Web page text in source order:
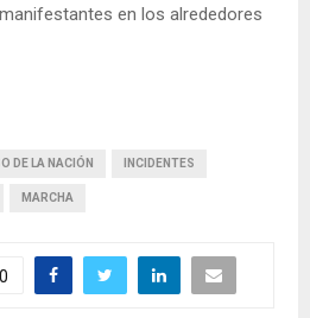
en los alrededores
DE LA NACIÓN INCIDENTES
MARCHA
0